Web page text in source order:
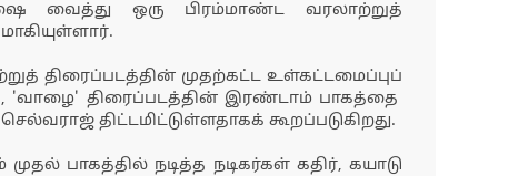
வைத்து ஒரு பிரம்மாண்ட வரலாற்றுத்
திரைப்படத்தின் முதற்கட்ட உள்கட்டமைப்புப்
'வாழை' திரைப்படத்தின் இரண்டாம் பாகத்தை
செல்வராஜ் திட்டமிட்டுள்ளதாகக் கூறப்படுகிறது.
பாகத்தில் நடித்த நடிகர்கள் கதிர், கயாடு